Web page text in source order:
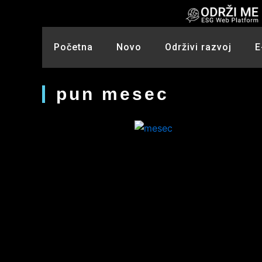
Početna Novo Održivi razvoj
pun mesec